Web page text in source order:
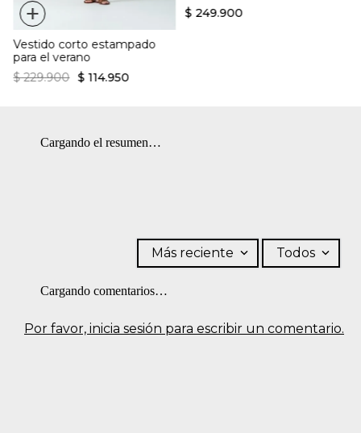
+
Vestido corto estampado
para el verano
$ 229.900 $ 114.950
$ 249.900
Cargando el resumen…
Por favor, inicia sesión para escribir un comentario.
Más reciente Todos
Cargando comentarios…